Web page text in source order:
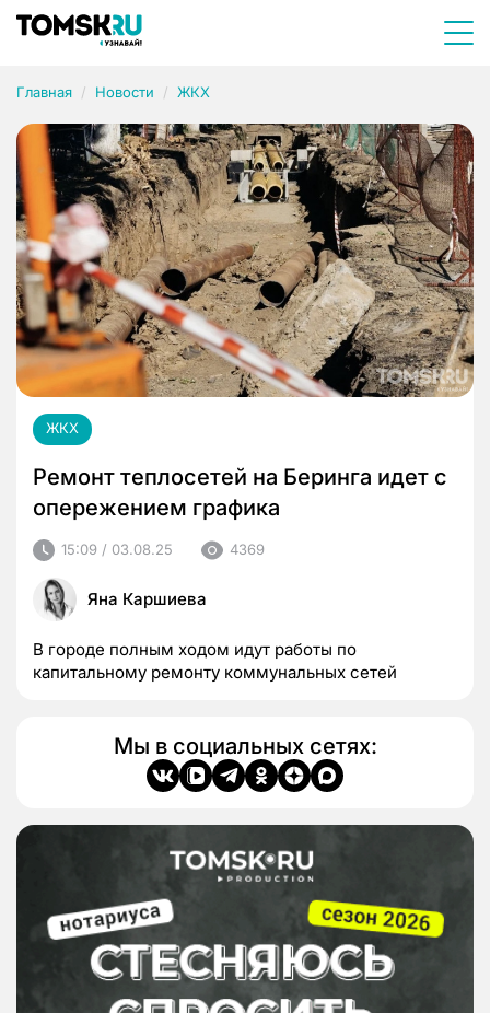
Главная Новости ЖКХ
ЖКХ
Ремонт теплосетей на Беринга идет с
опережением графика
15:09 / 03.08.25 4369
Яна Каршиева
В городе полным ходом идут работы по
капитальному ремонту коммунальных сетей
Мы в социальных сетях: